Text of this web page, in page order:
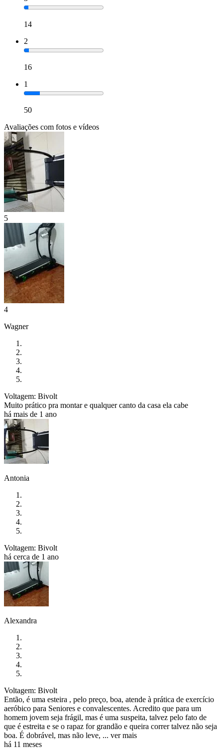
14
2
16
1
50
Avaliações com fotos e vídeos
5
4
Wagner
Voltagem: Bivolt
Muito prático pra montar e qualquer canto da casa ela cabe
há mais de 1 ano
Antonia
Voltagem: Bivolt
há cerca de 1 ano
Alexandra
Voltagem: Bivolt
Então, é uma esteira , pelo preço, boa, atende à prática de exercício
aeróbico para Seniores e convalescentes. Acredito que para um
homem jovem seja frágil, mas é uma suspeita, talvez pelo fato de
que é estreita e se o rapaz for grandão e queira correr talvez não seja
boa. É dobrável, mas não leve, ... ver mais
há 11 meses